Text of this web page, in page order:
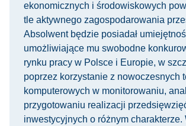
ekonomicznych i środowiskowych
tle aktywnego zagospodarowania
Absolwent będzie posiadał
umożliwiające mu swobodne
rynku pracy w Polsce i Europie, w
poprzez korzystanie z nowoczesnych
komputerowych w monitorowaniu,
przygotowaniu realizacji
inwestycyjnych o różnym charakterze.